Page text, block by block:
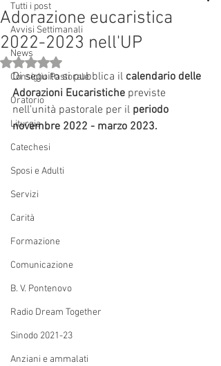
Tutti i post
Avvisi Settimanali
News
Consiglio Pastorale
Oratorio
Liturgia
Catechesi
Sposi e Adulti
Servizi
Carità
Formazione
Comunicazione
B. V. Pontenovo
Radio Dream Together
Sinodo 2021-23
Anziani e ammalati
Adorazione eucaristica
2022-2023 nell'UP
Valutazione NaN stelle su 5.
Di seguito si pubblica il calendario delle
Adorazioni Eucaristiche previste
nell'unità pastorale per il periodo
novembre 2022 - marzo 2023.